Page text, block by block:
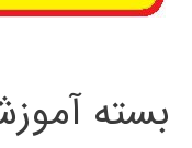
بسته